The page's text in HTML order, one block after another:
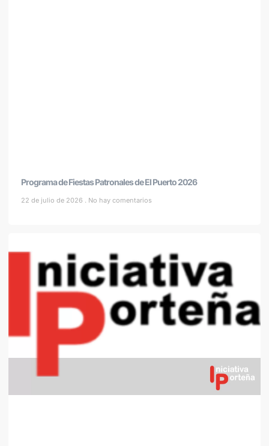
Programa de Fiestas Patronales de El Puerto 2026
22 de julio de 2026 No hay comentarios